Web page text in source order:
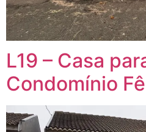
L19 – Casa
Condomínio